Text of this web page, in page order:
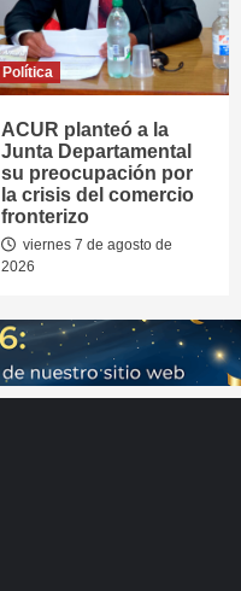
Política
ACUR planteó a la
Junta Departamental
su preocupación por
la crisis del comercio
fronterizo
viernes 7 de agosto de
2026